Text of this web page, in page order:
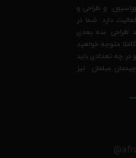
در زمینه دکوراسیون و طراحی و
دارد. شما در
طراحی سه بعدی
متوجه خواهید
چه تعدادی باید
مبلمان نیز
@